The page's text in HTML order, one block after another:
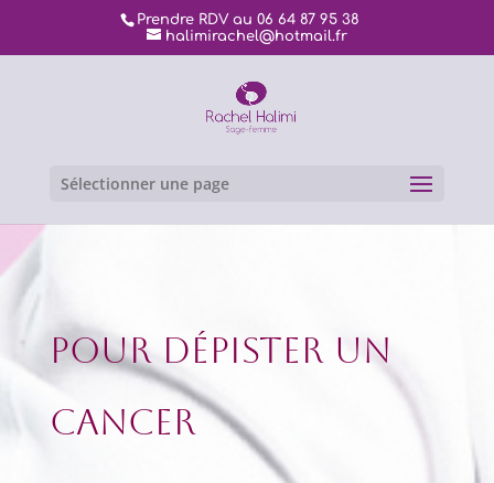
Prendre RDV au 06 64 87 95 38
halimirachel@hotmail.fr
Sélectionner une page
Pour dépister un
cancer